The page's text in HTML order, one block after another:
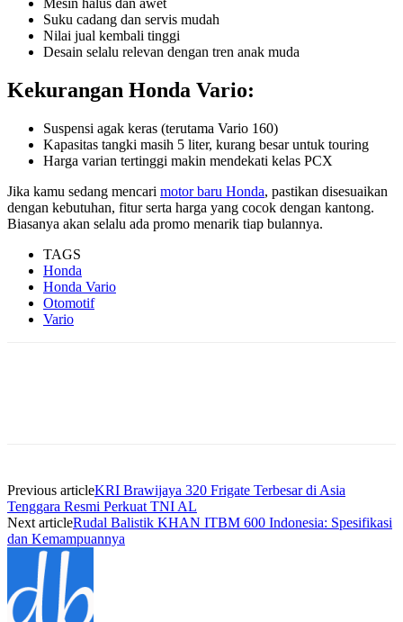
Suku cadang dan servis mudah
Nilai jual kembali tinggi
Desain selalu relevan dengan tren anak muda
Kekurangan Honda Vario:
Suspensi agak keras (terutama Vario 160)
Kapasitas tangki masih 5 liter, kurang besar untuk touring
Harga varian tertinggi makin mendekati kelas PCX
Jika kamu sedang mencari motor baru Honda, pastikan disesuaikan
dengan kebutuhan, fitur serta harga yang cocok dengan kantong.
Biasanya akan selalu ada promo menarik tiap bulannya.
TAGS
Honda
Honda Vario
Otomotif
Vario
Previous articleKRI Brawijaya 320 Frigate Terbesar di Asia
Tenggara Resmi Perkuat TNI AL
Next articleRudal Balistik KHAN ITBM 600 Indonesia: Spesifikasi
dan Kemampuannya